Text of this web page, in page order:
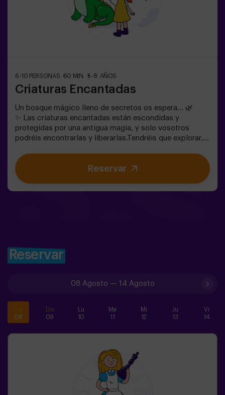
6-10 PERSONAS 60 MIN. 5-8 AÑOS
Criaturas Encantadas
Un bosque mágico lleno de secretos os espera… 🌿
✨ Las criaturas encantadas están escondidas y
protegidas por una antigua magia, y solo vosotros
podréis encontrarlas y liberarlas.Tendréis que explorar,
esconden y cómo romper los hechizos que las
mantienen atrapadas. Cada criatura es única y os
pondrá a prueba de una forma diferente.Aquí no se trata
Reservar
Reservar
08 Agosto — 14 Agosto
08
Do
09
Lu
10
Ma
11
Mi
12
Ju
13
Vi
14